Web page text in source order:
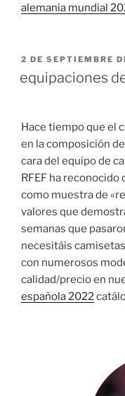
alemania mundial
PUBLICADO
2 DE SEPTIEMBRE
equipaciones
Hace tiempo que el
en la composición
cara del equipo de
RFEF ha
como muestra de
valores que
semanas que
necesitáis
con numerosos
calidad/precio en
española 2022